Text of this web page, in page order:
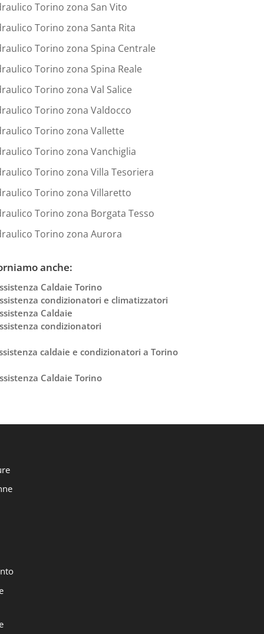
Torino zona San Vito
Torino zona Santa Rita
Torino zona Spina Centrale
Torino zona Spina Reale
Torino zona Val Salice
Torino zona Valdocco
Torino zona Vallette
Torino zona Vanchiglia
Torino zona Villa Tesoriera
Torino zona Villaretto
Torino zona Borgata Tesso
Torino zona Aurora
anche:
Caldaie Torino
condizionatori e climatizzatori
Caldaie
condizionatori
caldaie e condizionatori a Torino
Caldaie Torino